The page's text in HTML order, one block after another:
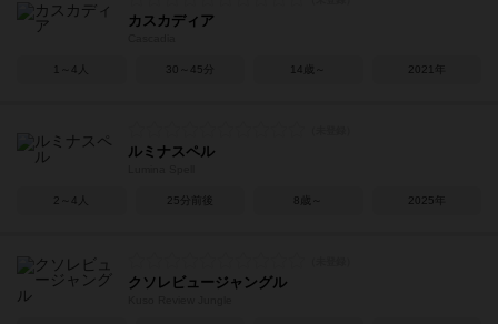
カスカディア
1～4人 30～45分 14歳～ 2021年
ルミナスペル
2～4人 25分前後 8歳～ 2025年
クソレビュージャングル